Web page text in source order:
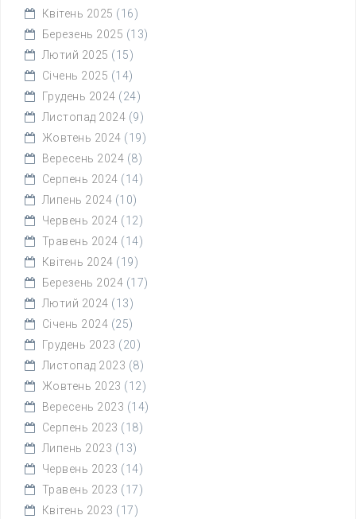
Квітень 2025 (16)
Березень 2025 (13)
Лютий 2025 (15)
Січень 2025 (14)
Грудень 2024 (24)
Листопад 2024 (9)
Жовтень 2024 (19)
Вересень 2024 (8)
Серпень 2024 (14)
Липень 2024 (10)
Червень 2024 (12)
Травень 2024 (14)
Квітень 2024 (19)
Березень 2024 (17)
Лютий 2024 (13)
Січень 2024 (25)
Грудень 2023 (20)
Листопад 2023 (8)
Жовтень 2023 (12)
Вересень 2023 (14)
Серпень 2023 (18)
Липень 2023 (13)
Червень 2023 (14)
Травень 2023 (17)
Квітень 2023 (17)